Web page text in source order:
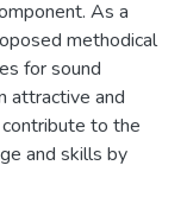
As a
methodical
for sound
attractive and
to the
and skills by